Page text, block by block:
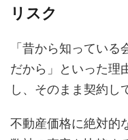
リスク
「昔から知ってい
だから」といった理
し、そのまま契約し
不動産価格に絶対的